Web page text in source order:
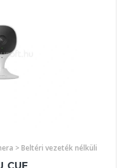
> Beltéri vezeték nélküli